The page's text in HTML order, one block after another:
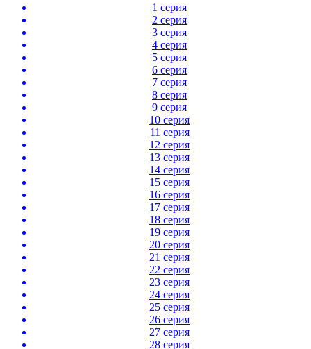
1 серия
2 серия
3 серия
4 серия
5 серия
6 серия
7 серия
8 серия
9 серия
10 серия
11 серия
12 серия
13 серия
14 серия
15 серия
16 серия
17 серия
18 серия
19 серия
20 серия
21 серия
22 серия
23 серия
24 серия
25 серия
26 серия
27 серия
28 серия